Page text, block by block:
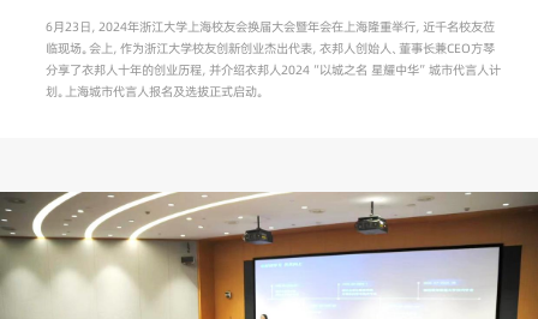
6月23日，2024年浙江大学上海校友会换届大会暨年会在上海隆重举行，近千名校友莅
临现场。会上，作为浙江大学校友创新创业杰出代表，衣邦人创始人、董事长兼CEO方琴
分享了衣邦人十年的创业历程，并介绍衣邦人2024“以城之名 星耀中华”城市代言人计
划。上海城市代言人报名及选拔正式启动。